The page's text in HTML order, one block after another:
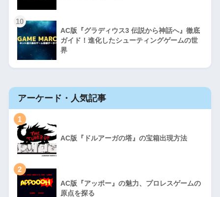
10
AC版『グラディウス3 伝説から神話へ』徹底
ガイド！進化したシューティングゲームの世
界
アーケード・人気記事
1
AC版『ドルアーガの塔』の宝箱出現方法
2
AC版『アッポー』の魅力、プロレスゲームの
原点を探る